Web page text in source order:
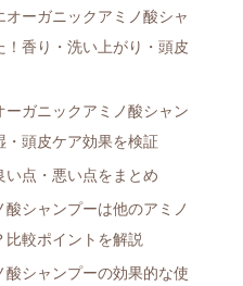
オーガニックアミノ酸シャ
！香り・洗い上がり・頭皮
ガニックアミノ酸シャン
・頭皮ケア効果を検証
点・悪い点をまとめ
シャンプーは他のアミノ
較ポイントを解説
酸シャンプーの効果的な使